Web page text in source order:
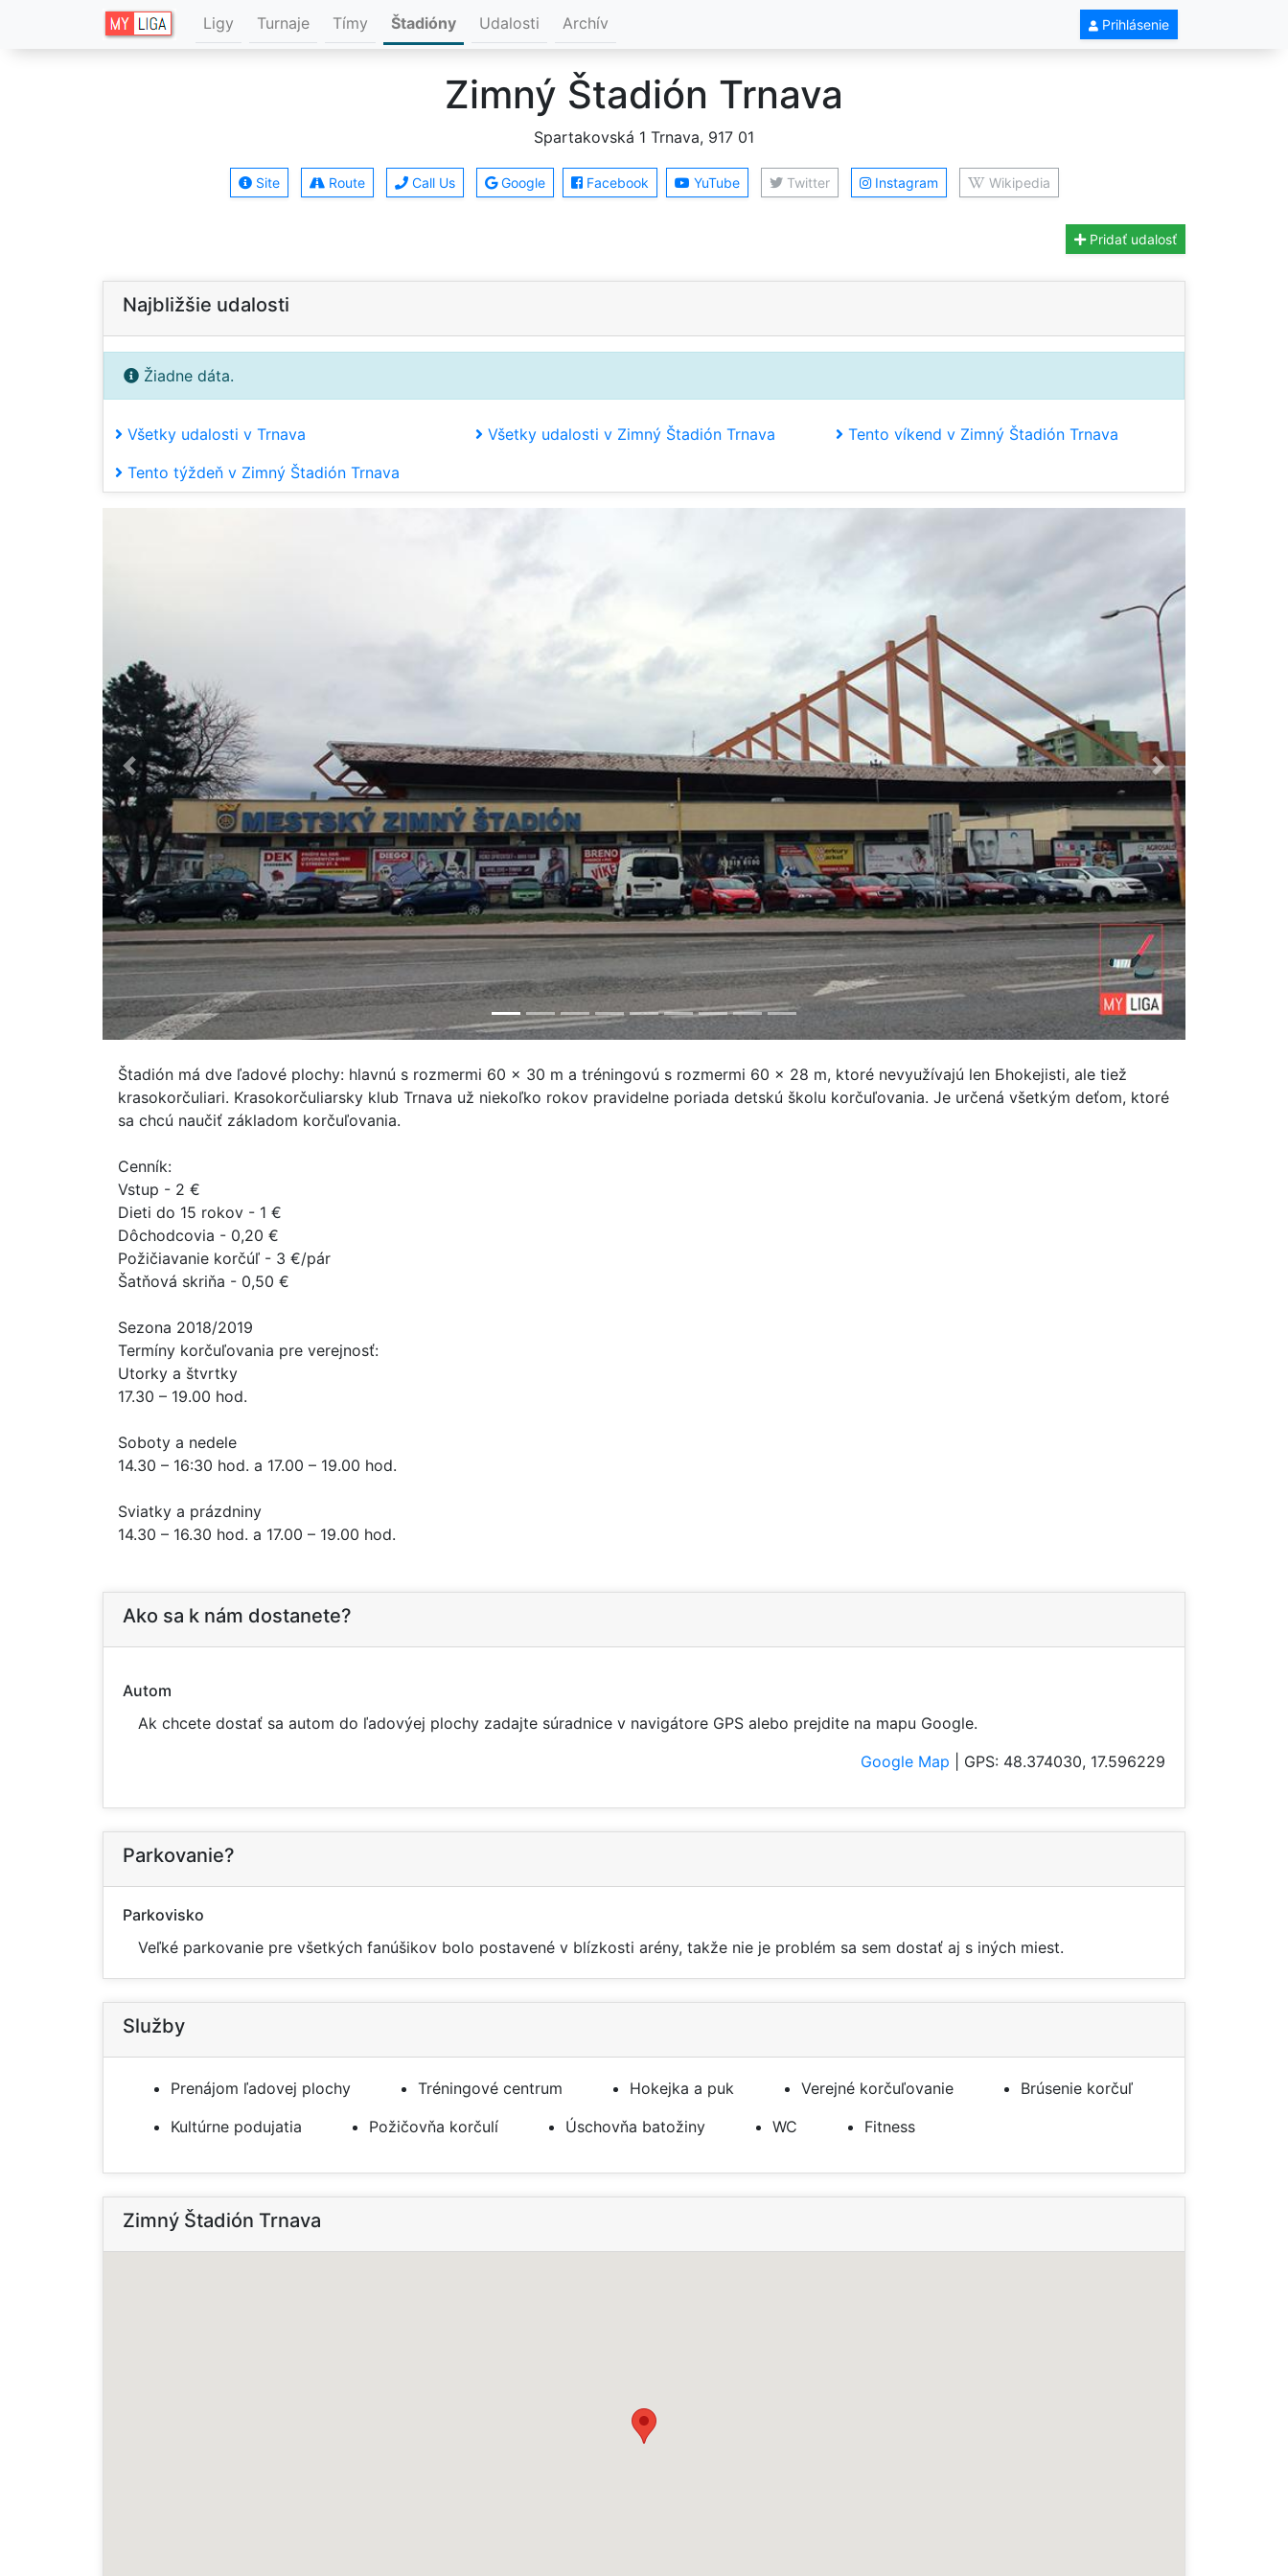
Ligy Turnaje Tímy Štadióny Udalosti Archív Prihlásenie
Zimný Štadión Trnava
Spartakovská 1 Trnava, 917 01
Site Route Call Us Google Facebook YuTube Twitter Instagram Wikipedia
Pridať udalosť
Najbližšie udalosti
Žiadne dáta.
Všetky udalosti v Trnava Všetky udalosti v Zimný Štadión Trnava
Tento víkend v Zimný Štadión Trnava
Tento týždeň v Zimný Štadión Trnava
Predchádzajúca Ďalšia
Štadión má dve ľadové plochy: hlavnú s rozmermi 60 x 30 m a tréningovú s rozmermi 60 x 28 m, ktoré nevyužívajú len Бhokejisti, ale tiež
krasokorčuliari. Krasokorčuliarsky klub Trnava už niekoľko rokov pravidelne poriada detskú školu korčuľovania. Je určená všetkým deťom, ktoré
sa chcú naučiť základom korčuľovania.
Cenník:
Vstup - 2 €
Dieti do 15 rokov - 1 €
Dôchodcovia - 0,20 €
Požičiavanie korčúľ - 3 €/pár
Šatňová skriňa - 0,50 €
Sezona 2018/2019
Termíny korčuľovania pre verejnosť:
Utorky a štvrtky
17.30 – 19.00 hod.
Soboty a nedele
14.30 – 16:30 hod. a 17.00 – 19.00 hod.
Sviatky a prázdniny
14.30 – 16.30 hod. a 17.00 – 19.00 hod.
Ako sa k nám dostanete?
Autom
Ak chcete dostať sa autom do ľadovýej plochy zadajte súradnice v navigátore GPS alebo prejdite na mapu Google.
Google Map | GPS: 48.374030, 17.596229
Parkovanie?
Parkovisko
Veľké parkovanie pre všetkých fanúšikov bolo postavené v blízkosti arény, takže nie je problém sa sem dostať aj s iných miest.
Služby
Prenájom ľadovej plochy Tréningové centrum Hokejka a puk Verejné korčuľovanie
Brúsenie korčuľ
Kultúrne podujatia
Požičovňa korčulí Úschovňa batožiny WC Fitness
Zimný Štadión Trnava